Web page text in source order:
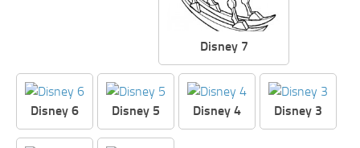
Disney 7
Disney 6 Disney 5 Disney 4 Disney 3